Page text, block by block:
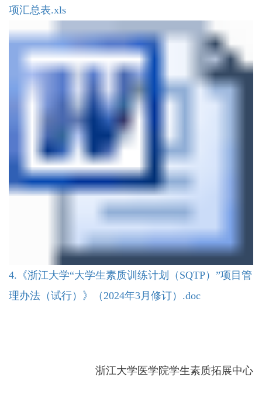
项汇总表.xls
4.《浙江大学“大学生素质训练计划（SQTP）”项目管
理办法（试行）》（2024年3月修订）.doc
浙江大学医学院学生素质拓展中心